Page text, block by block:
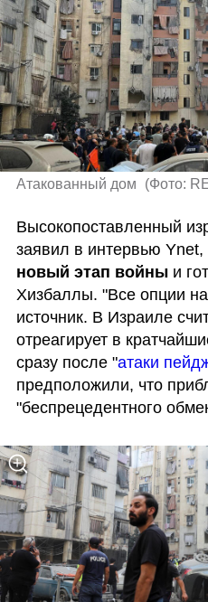
Атакованный дом (Фото:
Высокопоставленный
заявил в интервью Ynet,
новый этап войны и
Хизбаллы. "Все опции
источник. В Израиле
отреагирует в
сразу после "атаки
предположили, что
"беспрецедентного